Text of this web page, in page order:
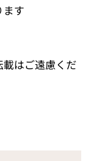
ます
はご遠慮くだ